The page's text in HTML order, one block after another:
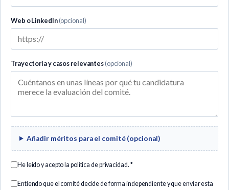
Web o LinkedIn(opcional)
Trayectoria y casos relevantes(opcional)
Añadir méritos para el comité (opcional)
He leído y acepto la política de privacidad. *
Entiendo que el comité decide de forma independiente y que enviar esta